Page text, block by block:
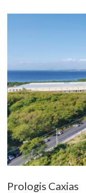
Prologis Caxias